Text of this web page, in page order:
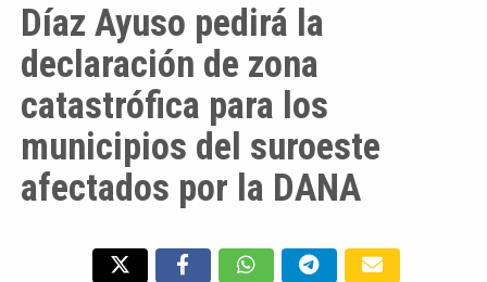
Díaz Ayuso pedirá la
declaración de zona
catastrófica para los
municipios del suroeste
afectados por la DANA